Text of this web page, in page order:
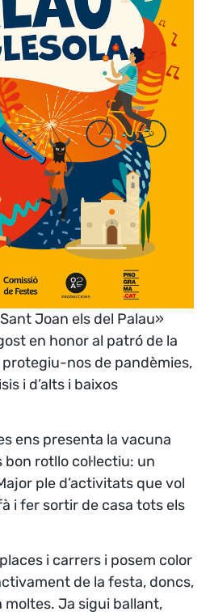
Joan els del Palau»
en honor al patró de la
nos de pandèmies,
i d’alts i baixos
ens presenta la vacuna
rotllo col·lectiu: un
ple d’activitats que vol
i fer sortir de casa tots els
i carrers i posem color
de la festa, doncs,
moltes. Ja sigui ballant,